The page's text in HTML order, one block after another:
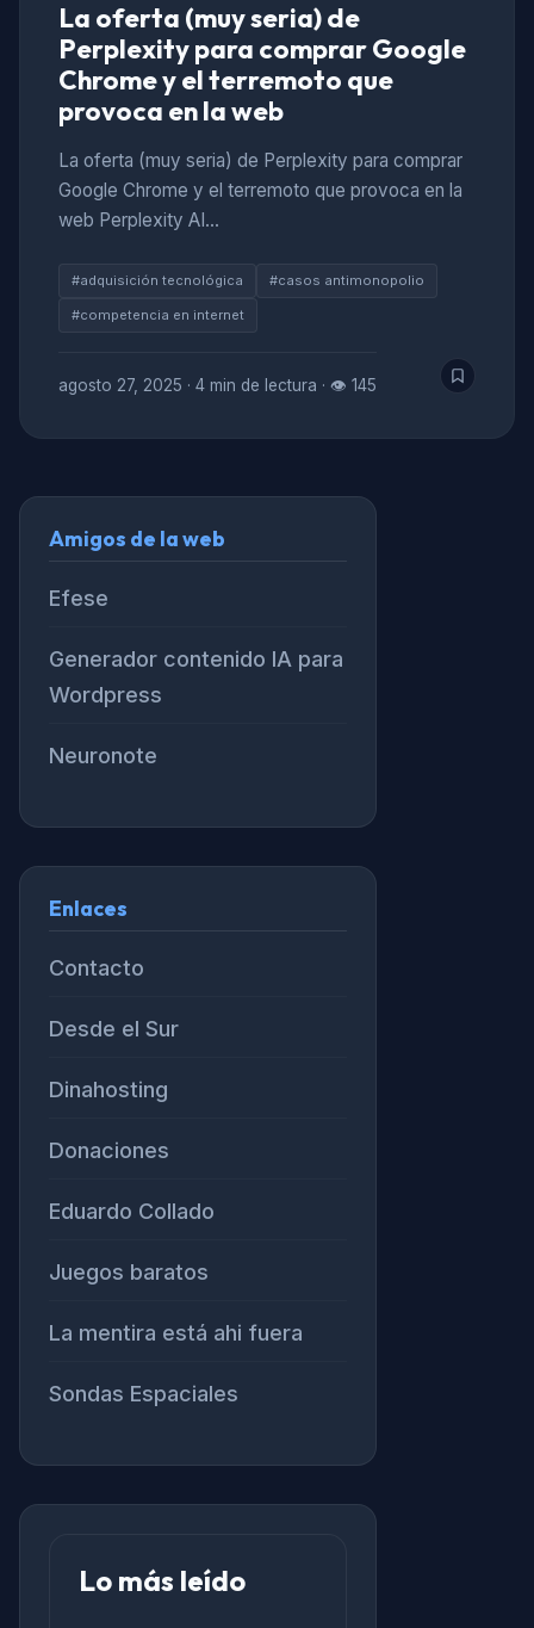
La oferta (muy seria) de
Perplexity para comprar Google
Chrome y el terremoto que
provoca en la web
La oferta (muy seria) de Perplexity para comprar
Google Chrome y el terremoto que provoca en la
web Perplexity AI…
#adquisición tecnológica #casos antimonopolio
#competencia en internet
agosto 27, 2025 · 4 min de lectura · 👁 145
Amigos de la web
Efese
Generador contenido IA para
Wordpress
Neuronote
Enlaces
Contacto
Desde el Sur
Dinahosting
Donaciones
Eduardo Collado
Juegos baratos
La mentira está ahi fuera
Sondas Espaciales
Lo más leído